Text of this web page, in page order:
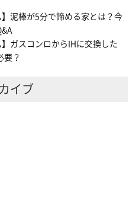
】泥棒が5分で諦める家とは？今
】ガスコンロからIHに交換した
要？
イブ